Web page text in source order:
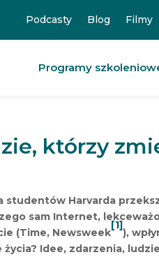
Podcasty Blog Filmy
Programy
którzy
studentów Harvarda
sam Internet,
(Time, Newsweek
[1]
),
życia? Idee, zdarzenia,